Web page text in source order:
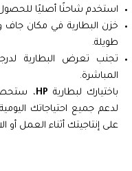
استخدم شاحنًا أصليًا
خزن البطارية في مكان جاف
طويلة.
تجنب تعرض البطارية
المباشرة.
باختيارك لبطارية HP،
لدعم جميع احتياجاتك
على إنتاجيتك أثناء العمل أو